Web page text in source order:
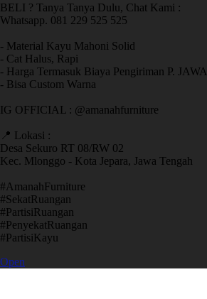
BELI ? Tanya Tanya Dulu, Chat Kami :
Whatsapp. 081 229 525 525
- Material Kayu Mahoni Solid
- Cat Halus, Rapi
- Harga Termasuk Biaya Pengiriman P. JAWA
- Bisa Custom Warna
IG OFFICIAL : @amanahfurniture
📍 Lokasi :
Desa Sekuro RT 08/RW 02
Kec. Mlonggo - Kota Jepara, Jawa Tengah
​#AmanahFurniture
​#SekatRuangan
​#PartisiRuangan
​#PenyekatRuangan
​#PartisiKayu
Open